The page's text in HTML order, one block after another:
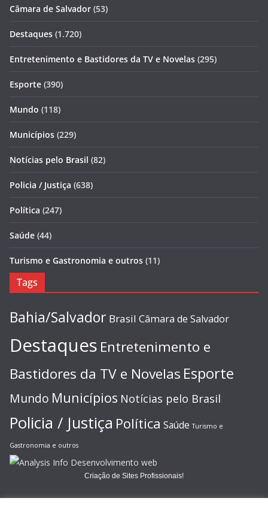
Câmara de Salvador (53)
Destaques (1.720)
Entretenimento e Bastidores da TV e Novelas (295)
Esporte (390)
Mundo (118)
Municípios (229)
Notícias pelo Brasil (82)
Policia / Justiça (638)
Política (247)
Saúde (44)
Turismo e Gastronomia e outros (11)
Tags
Bahia/Salvador Brasil Câmara de Salvador
Destaques Entretenimento e
Bastidores da TV e Novelas Esporte
Mundo Municípios Notícias pelo Brasil
Policia / Justiça Política Saúde Turismo e
Gastronomia e outros
Criação de Sites Profissionais!